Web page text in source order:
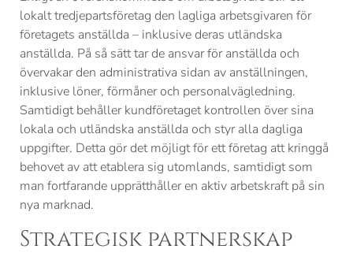
lokalt tredjepartsföretag den lagliga arbetsgivaren för
företagets anställda – inklusive deras utländska
anställda. På så sätt tar de ansvar för anställda och
övervakar den administrativa sidan av anställningen,
inklusive löner, förmåner och personalvägledning.
Samtidigt behåller kundföretaget kontrollen över sina
lokala och utländska anställda och styr alla dagliga
uppgifter. Detta gör det möjligt för ett företag att kringgå
behovet av att etablera sig utomlands, samtidigt som
man fortfarande upprätthåller en aktiv arbetskraft på sin
nya marknad.
Strategisk partnerskap